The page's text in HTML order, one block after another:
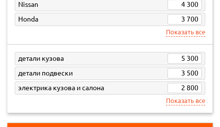
Nissan
4 300
Honda
3 700
Показать все
детали кузова
5 300
детали подвески
3 500
электрика кузова и салона
2 800
Показать все